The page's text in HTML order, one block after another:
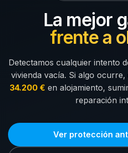
La mejor
frente a
Detectamos cualquier intento
vivienda vacía. Si algo
34.200 € en alojamiento,
reparación
Ver protección